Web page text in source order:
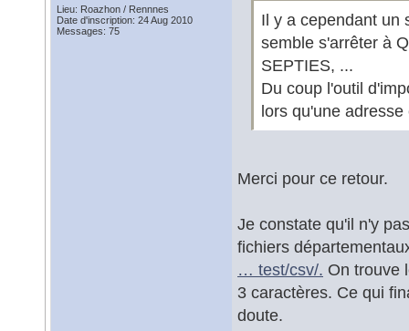
Lieu: Roazhon / Rennnes
Date d'inscription: 24 Aug 2010
Messages: 75
Il y a cependant un
semble s'arrêter à
SEPTIES, ...
Du coup l'outil
lors qu'une
Merci pour ce retour.
Je constate qu'il n'y
fichiers
… test/csv/. On trouve
3 caractères. Ce qui
doute.